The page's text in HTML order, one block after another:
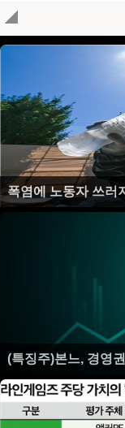
폭염에 노동자 쓰
(특징주)본느, 경영